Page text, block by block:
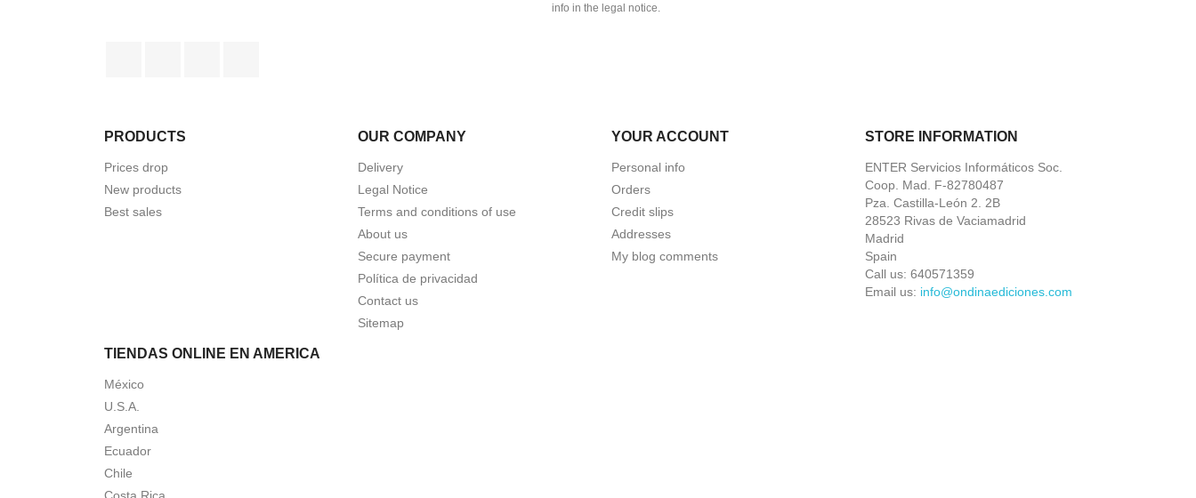
info in the legal notice.
PRODUCTS
Prices drop
New products
Best sales
OUR COMPANY
Delivery
Legal Notice
Terms and conditions of use
About us
Secure payment
Política de privacidad
Contact us
Sitemap
TIENDAS ONLINE EN AMERICA
México
U.S.A.
Argentina
Ecuador
Chile
YOUR ACCOUNT
Personal info
Orders
Credit slips
Addresses
My blog comments
STORE INFORMATION
ENTER Servicios Informáticos Soc.
Coop. Mad. F-82780487
Pza. Castilla-León 2. 2B
28523 Rivas de Vaciamadrid
Madrid
Spain
Call us: 640571359
Email us: info@ondinaediciones.com